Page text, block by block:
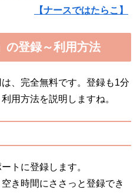
【ナースではたらこ】
の登録～利用方法
、完全無料です。登録も1分
用方法を説明しますね。
トに登録します。
き時間にささっと登録でき